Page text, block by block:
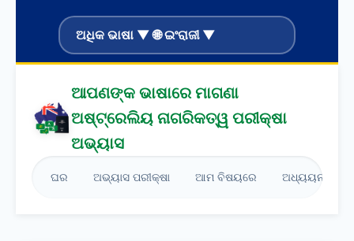
ଅଧିକ ଭାଷା ▼ 🌐 ଇଂରାଜୀ ▼
ଆପଣଙ୍କ ଭାଷାରେ ମାଗଣା
ଅଷ୍ଟ୍ରେଲିୟ ନାଗରିକତ୍ୱ ପରୀକ୍ଷା
ଅଭ୍ୟାସ
ଘର ଅଭ୍ୟାସ ପରୀକ୍ଷା ଆମ ବିଷୟରେ ଅଧ୍ୟୟନ